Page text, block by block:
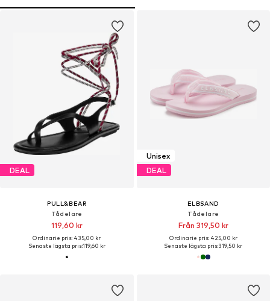
DEAL
PULL&BEAR
Tådelare
119,60 kr
Ordinarie pris: 435,00 kr
Senaste lägsta pris:119,60 kr
Unisex
DEAL
ELBSAND
Tådelare
Från 319,50 kr
Ordinarie pris: 425,00 kr
Senaste lägsta pris:319,50 kr